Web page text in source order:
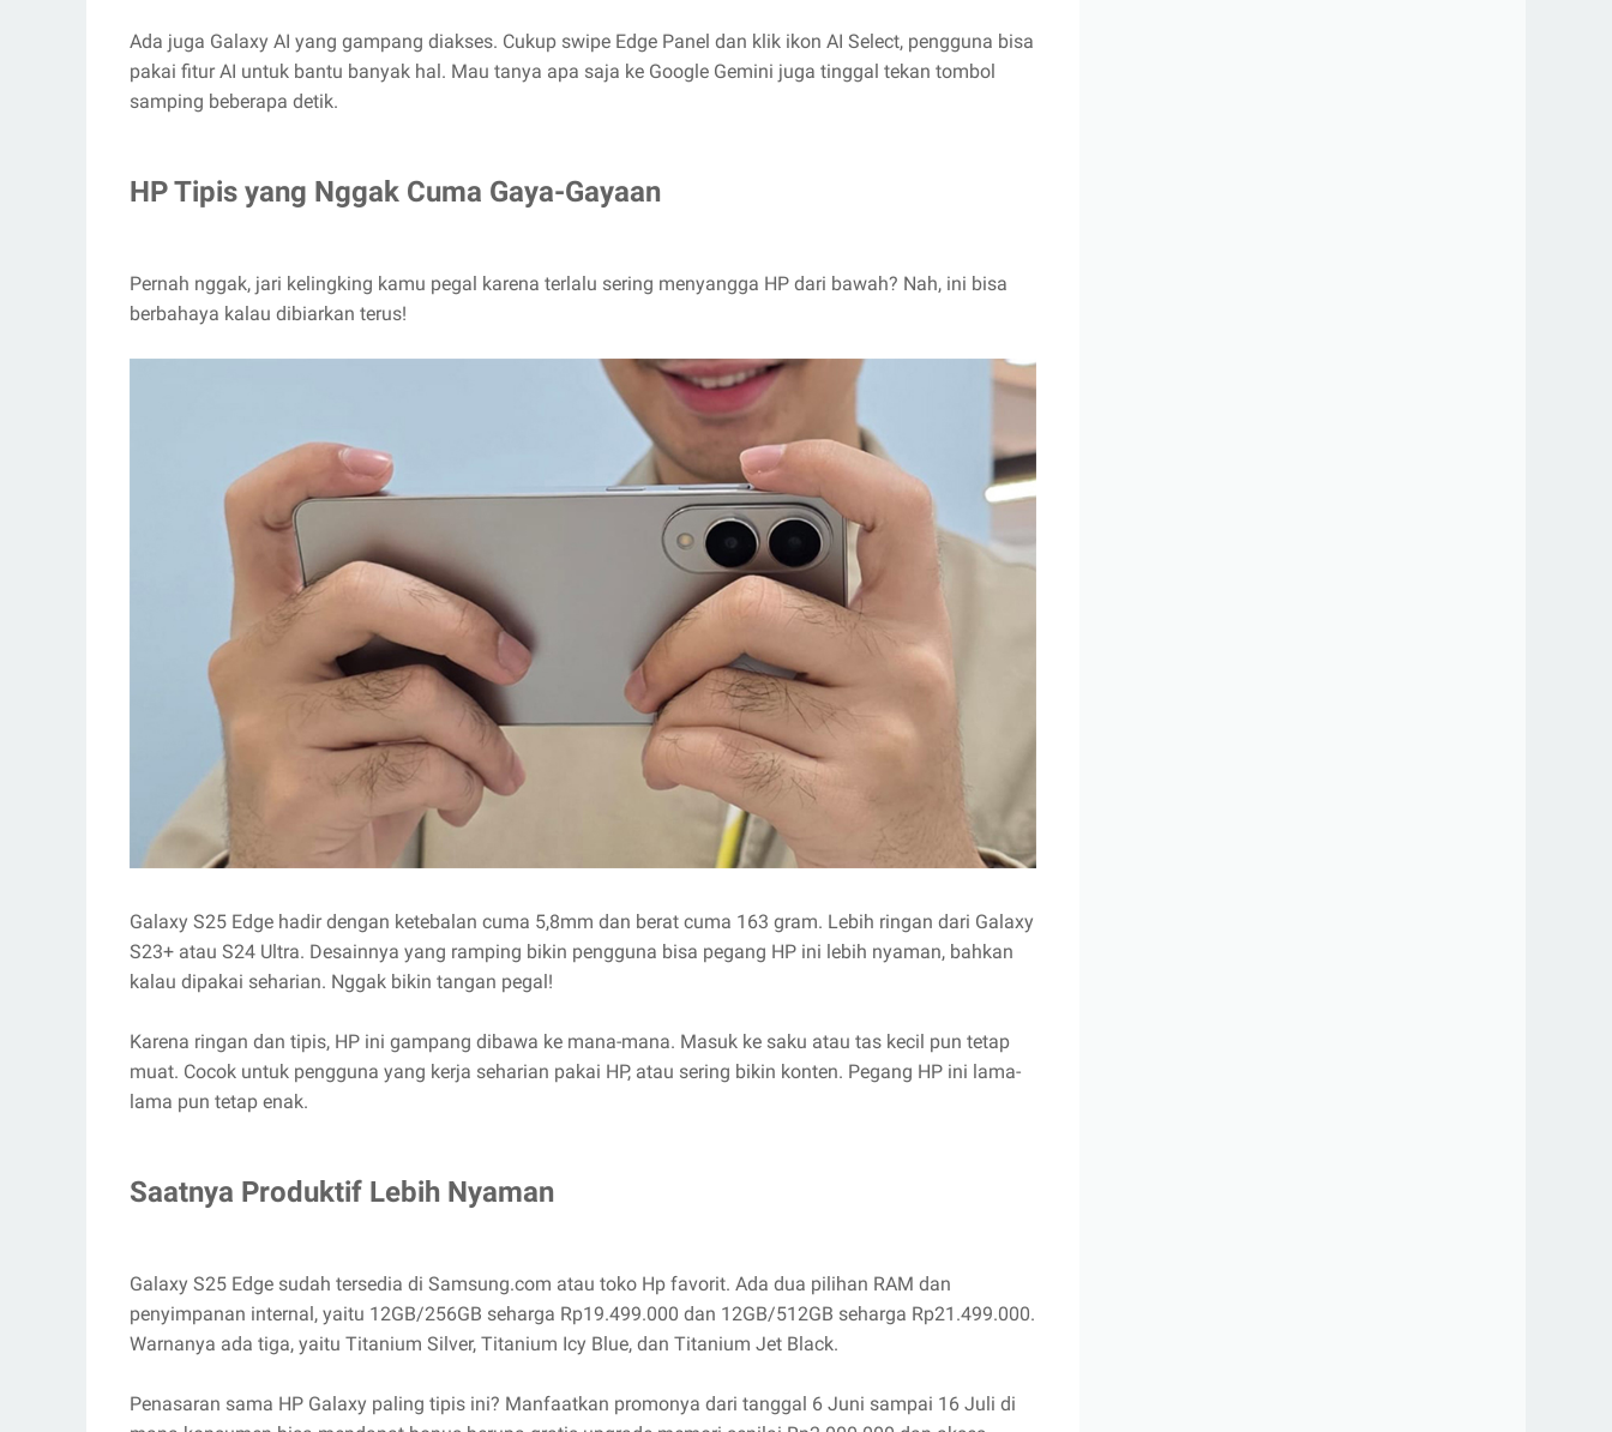
Ada juga Galaxy AI yang gampang diakses. Cukup swipe Edge Panel dan klik ikon AI Select, pengguna bisa
pakai fitur AI untuk bantu banyak hal. Mau tanya apa saja ke Google Gemini juga tinggal tekan tombol
samping beberapa detik.
HP Tipis yang Nggak Cuma Gaya-Gayaan
Pernah nggak, jari kelingking kamu pegal karena terlalu sering menyangga HP dari bawah? Nah, ini bisa
berbahaya kalau dibiarkan terus!
Galaxy S25 Edge hadir dengan ketebalan cuma 5,8mm dan berat cuma 163 gram. Lebih ringan dari Galaxy
S23+ atau S24 Ultra. Desainnya yang ramping bikin pengguna bisa pegang HP ini lebih nyaman, bahkan
kalau dipakai seharian. Nggak bikin tangan pegal!
Karena ringan dan tipis, HP ini gampang dibawa ke mana-mana. Masuk ke saku atau tas kecil pun tetap
muat. Cocok untuk pengguna yang kerja seharian pakai HP, atau sering bikin konten. Pegang HP ini lama-
lama pun tetap enak.
Saatnya Produktif Lebih Nyaman
Galaxy S25 Edge sudah tersedia di Samsung.com atau toko Hp favorit. Ada dua pilihan RAM dan
penyimpanan internal, yaitu 12GB/256GB seharga Rp19.499.000 dan 12GB/512GB seharga Rp21.499.000.
Warnanya ada tiga, yaitu Titanium Silver, Titanium Icy Blue, dan Titanium Jet Black.
Penasaran sama HP Galaxy paling tipis ini? Manfaatkan promonya dari tanggal 6 Juni sampai 16 Juli di